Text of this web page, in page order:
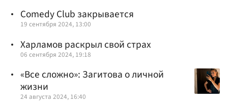
Comedy Club закрывается
19 сентября 2024, 13:00
Харламов раскрыл свой страх
06 сентября 2024, 19:18
«Все сложно»: Загитова о личной
жизни
24 августа 2024, 16:40